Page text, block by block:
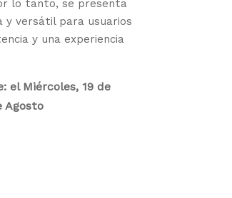
lo tanto, se presenta
y versátil para usuarios
y una experiencia
el Miércoles, 19 de
Agosto